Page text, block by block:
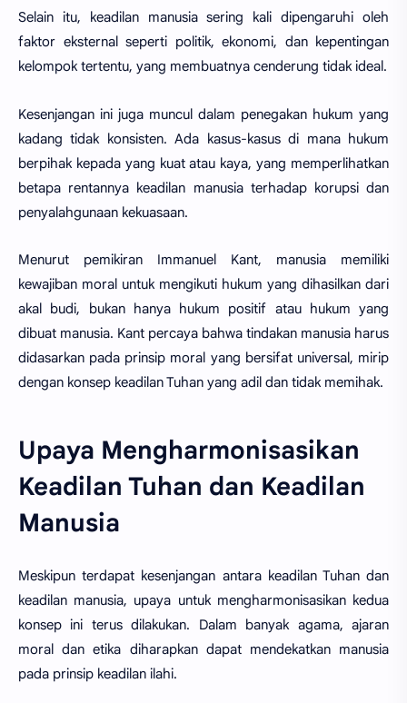
Selain itu, keadilan manusia sering kali dipengaruhi oleh
faktor eksternal seperti politik, ekonomi, dan kepentingan
kelompok tertentu, yang membuatnya cenderung tidak ideal.
Kesenjangan ini juga muncul dalam penegakan hukum yang
kadang tidak konsisten. Ada kasus-kasus di mana hukum
berpihak kepada yang kuat atau kaya, yang memperlihatkan
betapa rentannya keadilan manusia terhadap korupsi dan
penyalahgunaan kekuasaan.
Menurut pemikiran Immanuel Kant, manusia memiliki
kewajiban moral untuk mengikuti hukum yang dihasilkan dari
akal budi, bukan hanya hukum positif atau hukum yang
dibuat manusia. Kant percaya bahwa tindakan manusia harus
didasarkan pada prinsip moral yang bersifat universal, mirip
dengan konsep keadilan Tuhan yang adil dan tidak memihak.
Upaya Mengharmonisasikan
Keadilan Tuhan dan Keadilan
Manusia
Meskipun terdapat kesenjangan antara keadilan Tuhan dan
keadilan manusia, upaya untuk mengharmonisasikan kedua
konsep ini terus dilakukan. Dalam banyak agama, ajaran
moral dan etika diharapkan dapat mendekatkan manusia
pada prinsip keadilan ilahi.